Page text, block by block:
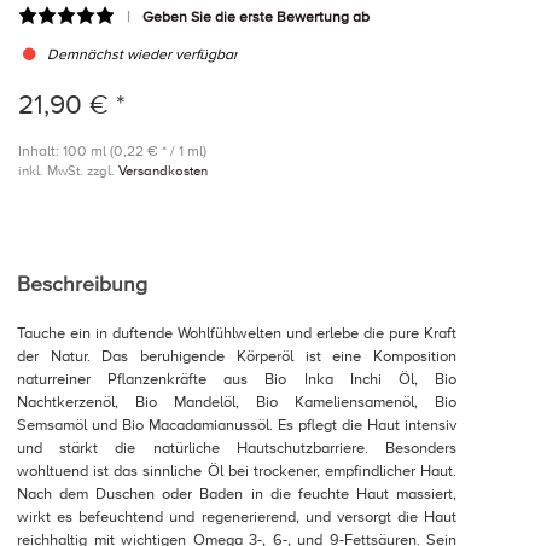
Geben Sie die erste Bewertung ab
Demnächst wieder verfügbar
21,90 € *
Inhalt: 100 ml (0,22 € * / 1 ml)
inkl. MwSt. zzgl. Versandkosten
Beschreibung
Tauche ein in duftende Wohlfühlwelten und erlebe die pure Kraft
der Natur. Das beruhigende Körperöl ist eine Komposition
naturreiner Pflanzenkräfte aus Bio Inka Inchi Öl, Bio
Nachtkerzenöl, Bio Mandelöl, Bio Kameliensamenöl, Bio
Semsamöl und Bio Macadamianussöl. Es pflegt die Haut intensiv
und stärkt die natürliche Hautschutzbarriere. Besonders
wohltuend ist das sinnliche Öl bei trockener, empfindlicher Haut.
Nach dem Duschen oder Baden in die feuchte Haut massiert,
wirkt es befeuchtend und regenerierend, und versorgt die Haut
reichhaltig mit wichtigen Omega 3-, 6-, und 9-Fettsäuren. Sein